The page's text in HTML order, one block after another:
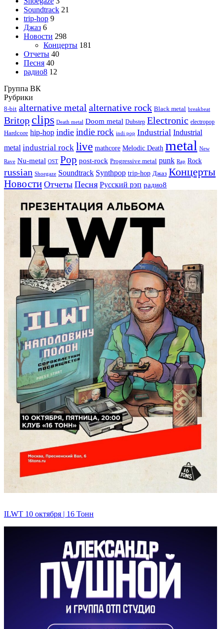
Soundtrack 21
trip-hop 9
Джаз 6
Новости 298
Концерты 181
Отчеты 40
Песня 40
радио8 12
Группа ВК
Рубрики
8-bit alternative metal alternative rock Black metal breakbeat
Britop clips Death metal Doom metal Dubstep Electronic electropop
Hardcore hip-hop indie indie rock indi pop Industrial Industrial
metal industrial rock live mathcore Melodic Death metal New
Rave Nu-metal OST Pop post-rock Progressive metal punk Rap Rock
russian Shoegaze Soundtrack Synthpop trip-hop Джаз Концерты
Новости Отчеты Песня Русский рэп радио8
ILWT 10 октября | 16 Тонн